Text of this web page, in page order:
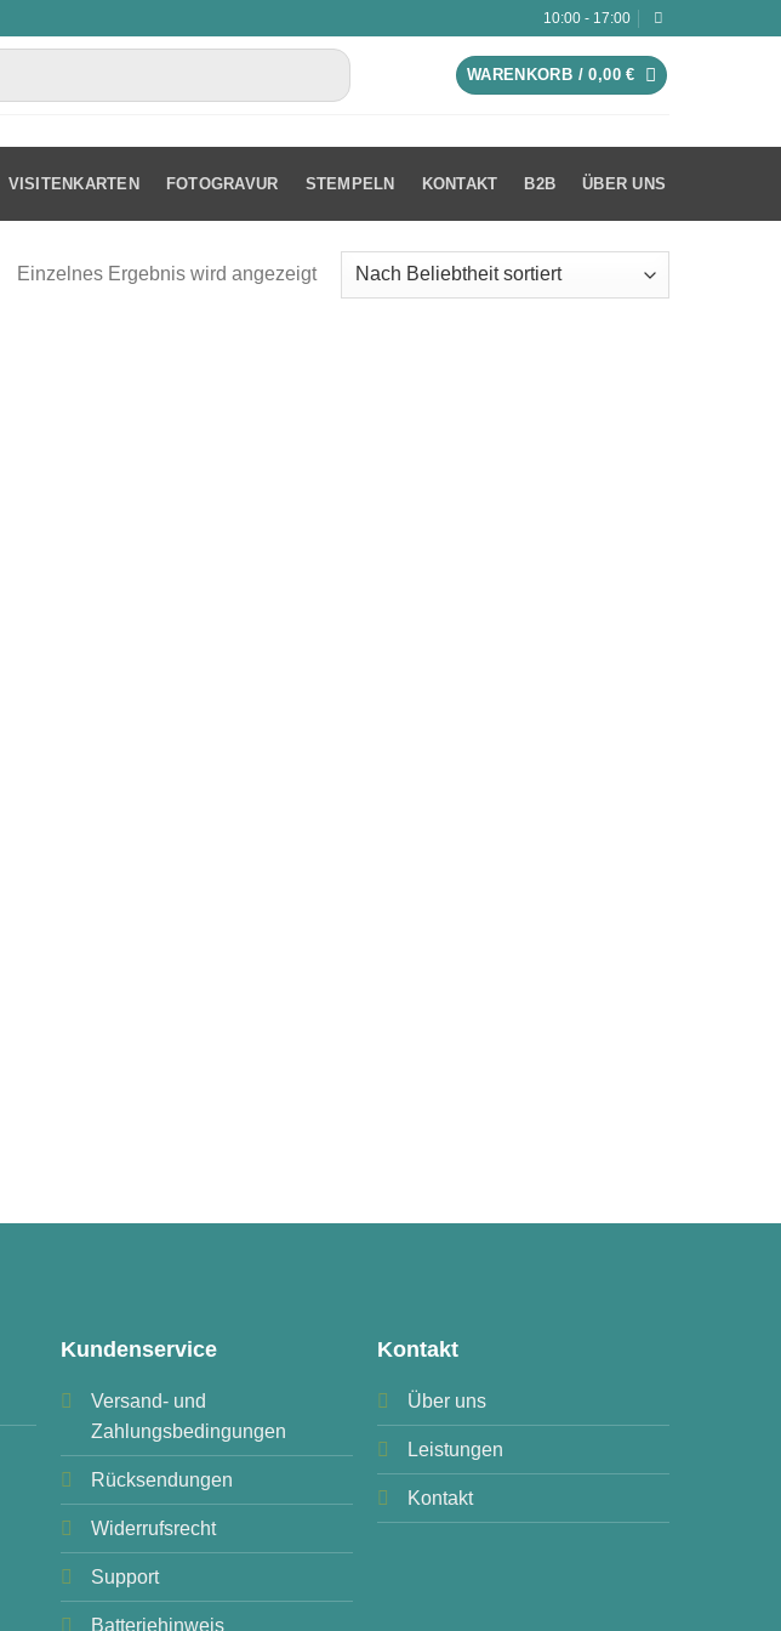
10:00 - 17:00
WARENKORB /0,00€
VISITENKARTEN FOTOGRAVUR STEMPELN KONTAKT B2B ÜBER UNS
Einzelnes Ergebnis wird angezeigt
Kundenservice
Versand- und
Zahlungsbedingungen
Rücksendungen
Widerrufsrecht
Support
Batteriehinweis
Kontakt
Über uns
Leistungen
Kontakt